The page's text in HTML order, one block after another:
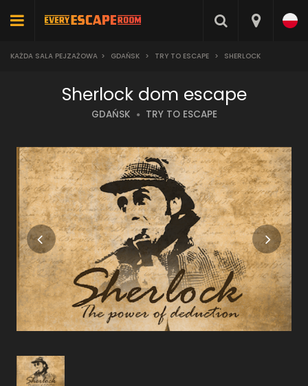
KAŻDA SALA PEJZAŻOWA > GDAŃSK > TRY TO ESCAPE > SHERLOCK
Sherlock dom escape
GDAŃSK TRY TO ESCAPE